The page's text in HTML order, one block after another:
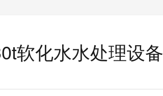
软化水水处理设备